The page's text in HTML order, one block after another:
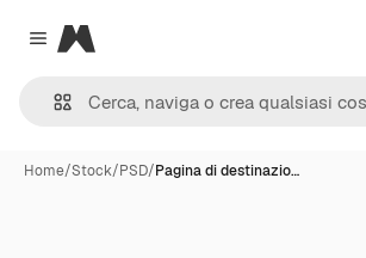
Close menu
Magnific
Home/Stock/PSD/Pagina di destinazio…